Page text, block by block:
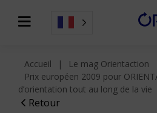
Retour
Accueil
Le mag Orientaction
Prix européen 2009 pour
d’orientation tout au long de la vie